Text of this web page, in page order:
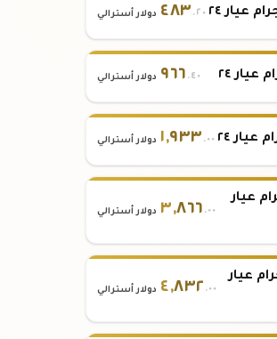
٤٨٣ .٢٠ دولار أسترالي
٩٦٦ .٤٠ دولار أسترالي
١,٩٣٣ .٠٠ دولار أسترالي
ذهب ٢٠ جرام عيار
٣,٨٦٦ .٠٠ دولار أسترالي
ذهب ٢٥ جرام عيار
٤,٨٣٢ .٠٠ دولار أسترالي